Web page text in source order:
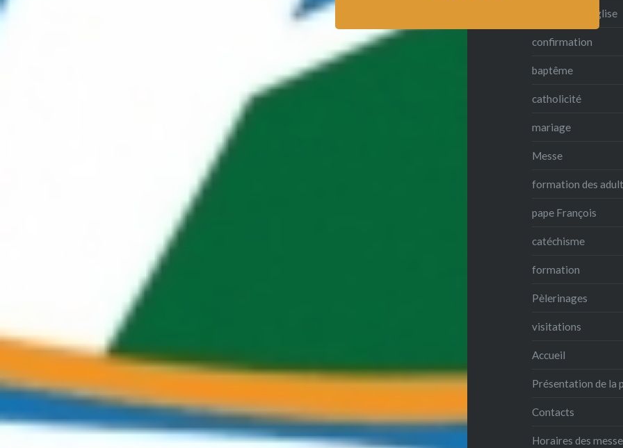
se marier à l'église
confirmation
baptême
catholicité
mariage
Messe
formation des
pape François
catéchisme
formation
Pèlerinages
visitations
Accueil
Présentation de la
Contacts
Horaires des